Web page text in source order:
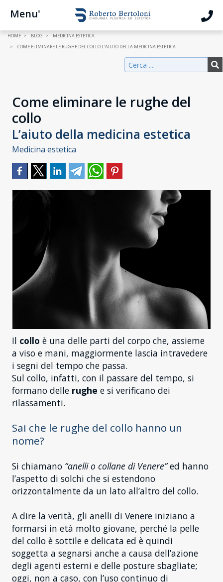
Menu'
HOME BLOG
MEDICINA ESTETICA
COME ELIMINARE LE RUGHE DEL COLLO L’AIUTO DELLA MEDICINA ESTETICA
Come eliminare le rughe del
collo
L’aiuto della medicina estetica
Medicina estetica
Il collo è una delle parti del corpo che, assieme
a viso e mani, maggiormente lascia intravedere
i segni del tempo che passa.
Sul collo, infatti, con il passare del tempo, si
formano delle rughe e si verificano dei
rilassamenti.
Sai che le rughe del collo hanno un
nome?
Si chiamano “anelli o collane di Venere”ed hanno
l’aspetto di solchi che si estendono
orizzontalmente da un lato all’altro del collo.
A dire la verità, gli anelli di Venere iniziano a
formarsi in età molto giovane, perché la pelle
del collo è sottile e delicata ed è quindi
soggetta a segnarsi anche a causa dell’azione
degli agenti esterni e delle posture sbagliate;
oggi, non a caso, con l’uso continuo di